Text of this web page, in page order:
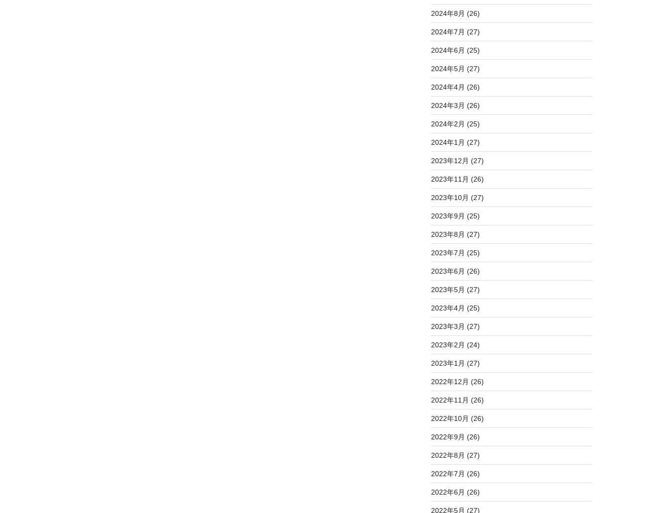
2024年8月 (26)
2024年7月 (27)
2024年6月 (25)
2024年5月 (27)
2024年4月 (26)
2024年3月 (26)
2024年2月 (25)
2024年1月 (27)
2023年12月 (27)
2023年11月 (26)
2023年10月 (27)
2023年9月 (25)
2023年8月 (27)
2023年7月 (25)
2023年6月 (26)
2023年5月 (27)
2023年4月 (25)
2023年3月 (27)
2023年2月 (24)
2023年1月 (27)
2022年12月 (26)
2022年11月 (26)
2022年10月 (26)
2022年9月 (26)
2022年8月 (27)
2022年7月 (26)
2022年6月 (26)
2022年5月 (27)